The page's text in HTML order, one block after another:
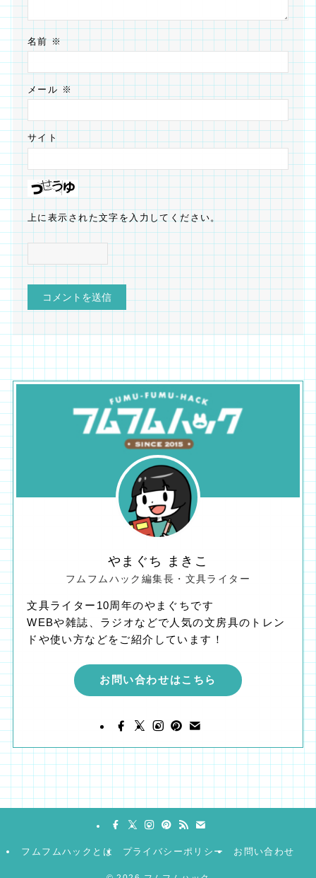
名前※
メール ※
サイト
上に表示された文字を入力してください。
やまぐち まきこ
フムフムハック編集長・文具ライター
文具ライター10周年のやまぐちです
WEBや雑誌、ラジオなどで人気の文房具のトレン
ドや使い方などをご紹介しています！
お問い合わせはこちら
フムフムハックとは プライバシーポリシー お問い合わせ